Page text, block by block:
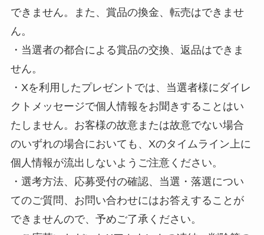
できません。また、賞品の換金、転売はできませ
ん。
・当選者の都合による賞品の交換、返品はできま
せん。
・Xを利用したプレゼントでは、当選者様にダイレ
クトメッセージで個人情報をお聞きすることはい
たしません。お客様の故意または故意でない場合
のいずれの場合においても、Xのタイムライン上に
個人情報が流出しないようご注意ください。
・選考方法、応募受付の確認、当選・落選につい
てのご質問、お問い合わせにはお答えすることが
できませんので、予めご了承ください。